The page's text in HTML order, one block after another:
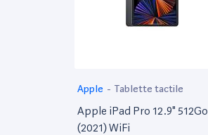
Apple - Tablette tactile
Apple iPad Pro 12.9" 512Go
(2021) WiFi